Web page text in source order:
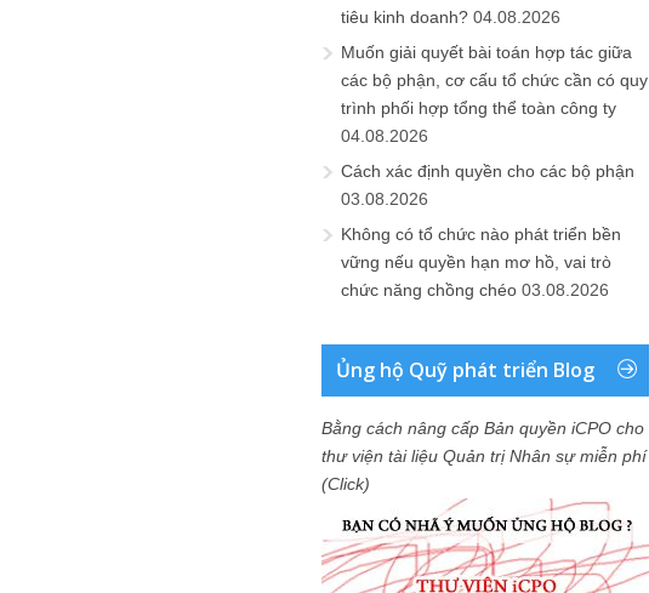
tiêu kinh doanh? 04.08.2026
Muốn giải quyết bài toán hợp tác giữa
các bộ phận, cơ cấu tổ chức cần có quy
trình phối hợp tổng thể toàn công ty
04.08.2026
Cách xác định quyền cho các bộ phận
03.08.2026
Không có tổ chức nào phát triển bền
vững nếu quyền hạn mơ hồ, vai trò
chức năng chồng chéo 03.08.2026
Ủng hộ Quỹ phát triển Blog
Bằng cách nâng cấp Bản quyền iCPO cho
thư viện tài liệu Quản trị Nhân sự miễn phí
(Click)